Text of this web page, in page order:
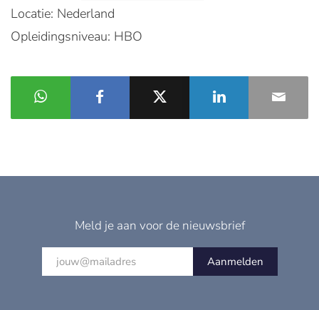
Locatie: Nederland
Opleidingsniveau: HBO
Meld je aan voor de nieuwsbrief
Aanmelden